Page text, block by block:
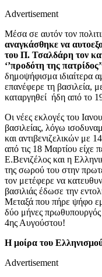
Advertisement
Μέσα σε αυτόν τον
αναγκάσθηκε να
του Π. Τσαλδάρη τον
‘’προδότη της
δημοψήφισμα ιδιαίτερα
επανέφερε τη βασιλεία,
καταργηθεί ήδη από το
Οι νέες εκλογές του
βασιλείας, λόγω
και αντιβενιζελικών με
από τις 18 Μαρτίου είχε
Ε.Βενιζέλος και η
της σωρού του στην
τον μετέφερε να
βασιλιάς έδωσε την
Μεταξά που πήρε ψήφο
δύο μήνες πρωθυπουργός
4ης Αυγούστου!
Η μοίρα του
Advertisement